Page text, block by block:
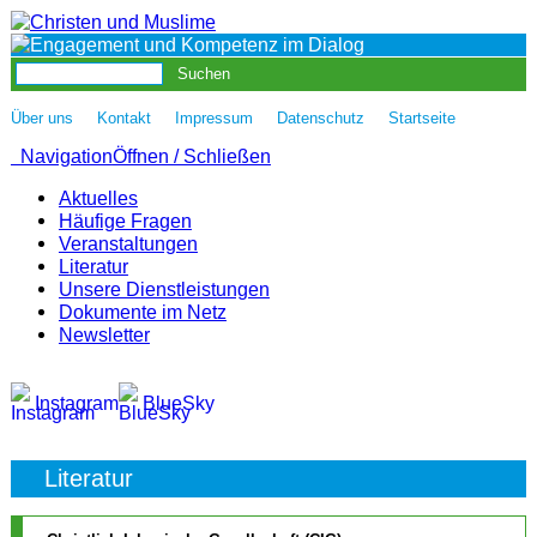
Über uns Kontakt| Impressum Datenschutz Startseite
NavigationÖffnen / Schließen
Aktuelles
Häufige Fragen
Veranstaltungen
Literatur
Unsere Dienstleistungen
Dokumente im Netz
Newsletter
Instagram BlueSky
Literatur